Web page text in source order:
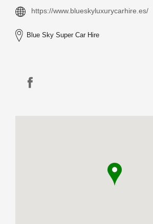
https://www.blueskyluxurycarhire.es/
Blue Sky Super Car Hire